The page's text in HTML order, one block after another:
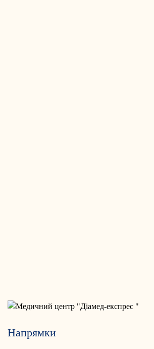
Напрямки